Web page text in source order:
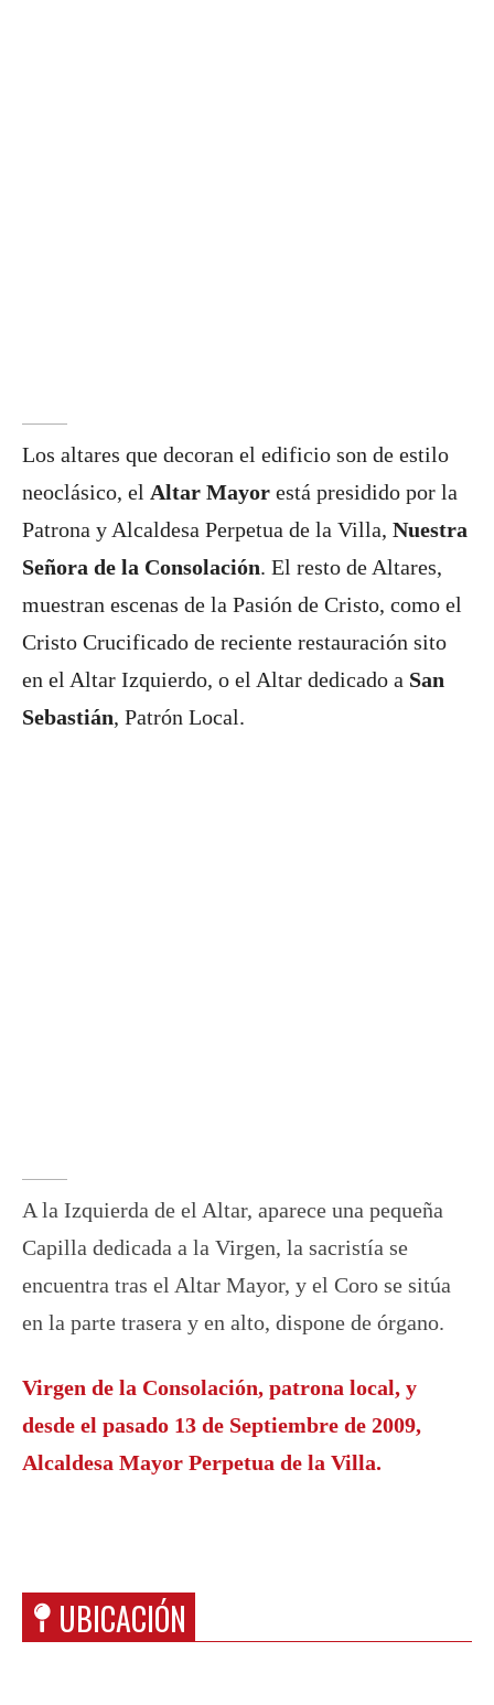
Los altares que decoran el edificio son de estilo
neoclásico, el Altar Mayor está presidido por la
Patrona y Alcaldesa Perpetua de la Villa, Nuestra
Señora de la Consolación. El resto de Altares,
muestran escenas de la Pasión de Cristo, como el
Cristo Crucificado de reciente restauración sito
en el Altar Izquierdo, o el Altar dedicado a San
Sebastián, Patrón Local.
A la Izquierda de el Altar, aparece una pequeña
Capilla dedicada a la Virgen, la sacristía se
encuentra tras el Altar Mayor, y el Coro se sitúa
en la parte trasera y en alto, dispone de órgano.
Virgen de la Consolación, patrona local, y
desde el pasado 13 de Septiembre de 2009,
Alcaldesa Mayor Perpetua de la Villa.
UBICACIÓN